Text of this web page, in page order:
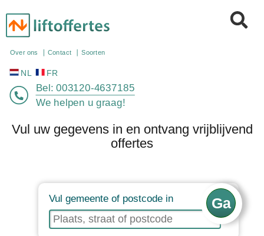
Over ons
NL FR
Bel: 003120-4637185
We helpen u graag!
Vul uw gegevens in en ontvang vrijblijvend
offertes
Vul gemeente of postcode in